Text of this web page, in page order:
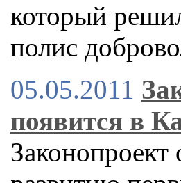
который
полис
05.05.2011
появится в
Законопроект